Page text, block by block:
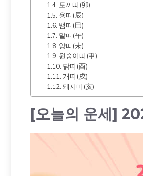
토끼띠(卯)
용띠(辰)
뱀띠(巳)
말띠(午)
양띠(未)
원숭이띠(申)
닭띠(酉)
개띠(戌)
돼지띠(亥)
[오늘의 운세]